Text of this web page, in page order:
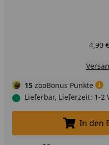
4,90
15 zooBonus Punkte
Lieferbar, Lieferzeit: 1-
In den